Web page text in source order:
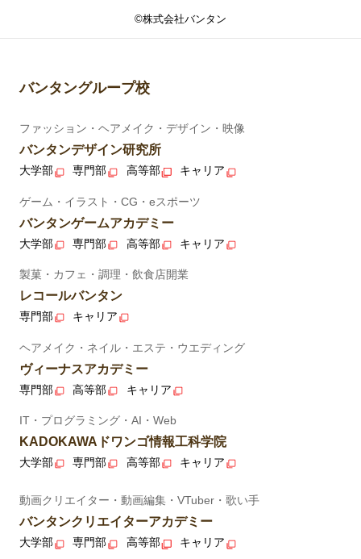
©株式会社バンタン
バンタングループ校
ファッション・ヘアメイク・デザイン・映像
バンタンデザイン研究所
大学部 専門部 高等部 キャリア
ゲーム・イラスト・CG・eスポーツ
バンタンゲームアカデミー
大学部 専門部 高等部 キャリア
製菓・カフェ・調理・飲食店開業
レコールバンタン
専門部 キャリア
ヘアメイク・ネイル・エステ・ウエディング
ヴィーナスアカデミー
専門部 高等部 キャリア
IT・プログラミング・AI・Web
KADOKAWAドワンゴ情報工科学院
大学部 専門部 高等部 キャリア
動画クリエイター・動画編集・VTuber・歌い手
バンタンクリエイターアカデミー
大学部 専門部 高等部 キャリア